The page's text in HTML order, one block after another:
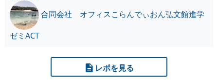
合同会社 オフィスこらんでぃおん弘文館進学
ゼミACT
レポを見る